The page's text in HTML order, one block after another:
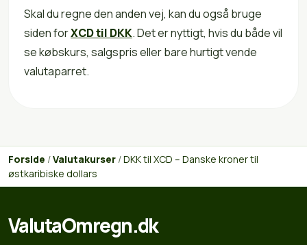
Skal du regne den anden vej, kan du også bruge
siden forXCD til DKK. Det er nyttigt, hvis du både vil
se købskurs, salgspris eller bare hurtigt vende
valutaparret.
Forside /Valutakurser /DKK til XCD – Danske kroner til
østkaribiske dollars
ValutaOmregn.dk